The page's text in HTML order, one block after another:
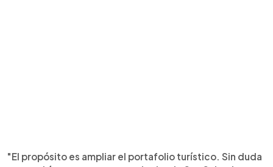
"El propósito es ampliar el portafolio turístico. Sin duda